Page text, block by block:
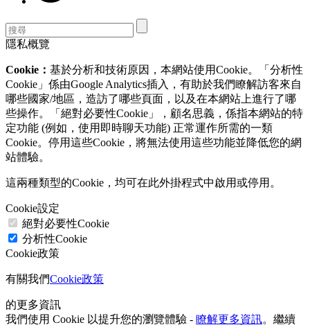
隱私概覽
Cookie： 基於分析和技術原因，本網站使用Cookie。「分析性
Cookie」係由Google Analytics插入，有助於我們瞭解訪客來自
哪些國家/地區，造訪了哪些頁面，以及在本網站上進行了哪
些操作。「絕對必要性Cookie」，顧名思義，係指本網站的特
定功能 (例如，使用即時聊天功能) 正常運作所需的一類
Cookie。停用這些Cookie，將無法使用這些功能並降低您的網
站體驗。
這兩種類型的Cookie，均可在此外掛程式中啟用或停用。
Cookie設定
絕對必要性Cookie
分析性Cookie
Cookie政策
有關我們Cookie政策
的更多資訊
我們使用 Cookie 以提升您的瀏覽體驗 - 瞭解更多資訊。繼續